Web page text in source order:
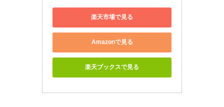
楽天市場で見る
Amazonで見る
楽天ブックスで見る